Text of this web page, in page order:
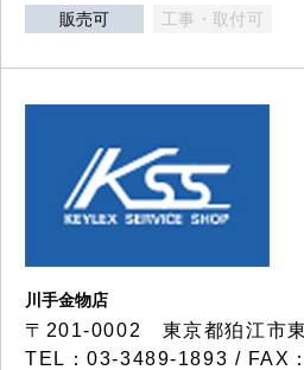
販売可 工事・取付可
川手金物店
〒201-0002 東京都狛江市
TEL：03-3489-1893 / FAX